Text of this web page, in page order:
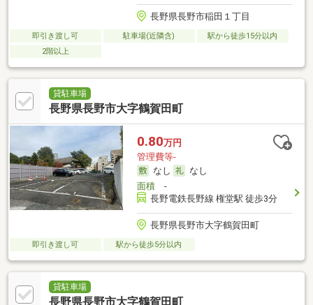
長野県長野市稲田１丁目
即引き渡し可 駐車場(近隣含)
駅から徒歩15分以内
2階以上
貸駐車場
長野県長野市大字鶴賀田町
0.80万円
管理費等-
なし
なし
面積-
長野電鉄長野線 権堂駅 徒歩3分
長野県長野市大字鶴賀田町
即引き渡し可 駅から徒歩5分以内
貸駐車場
長野県長野市大字鶴賀田町